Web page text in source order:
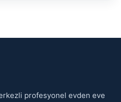
profesyonel evden eve